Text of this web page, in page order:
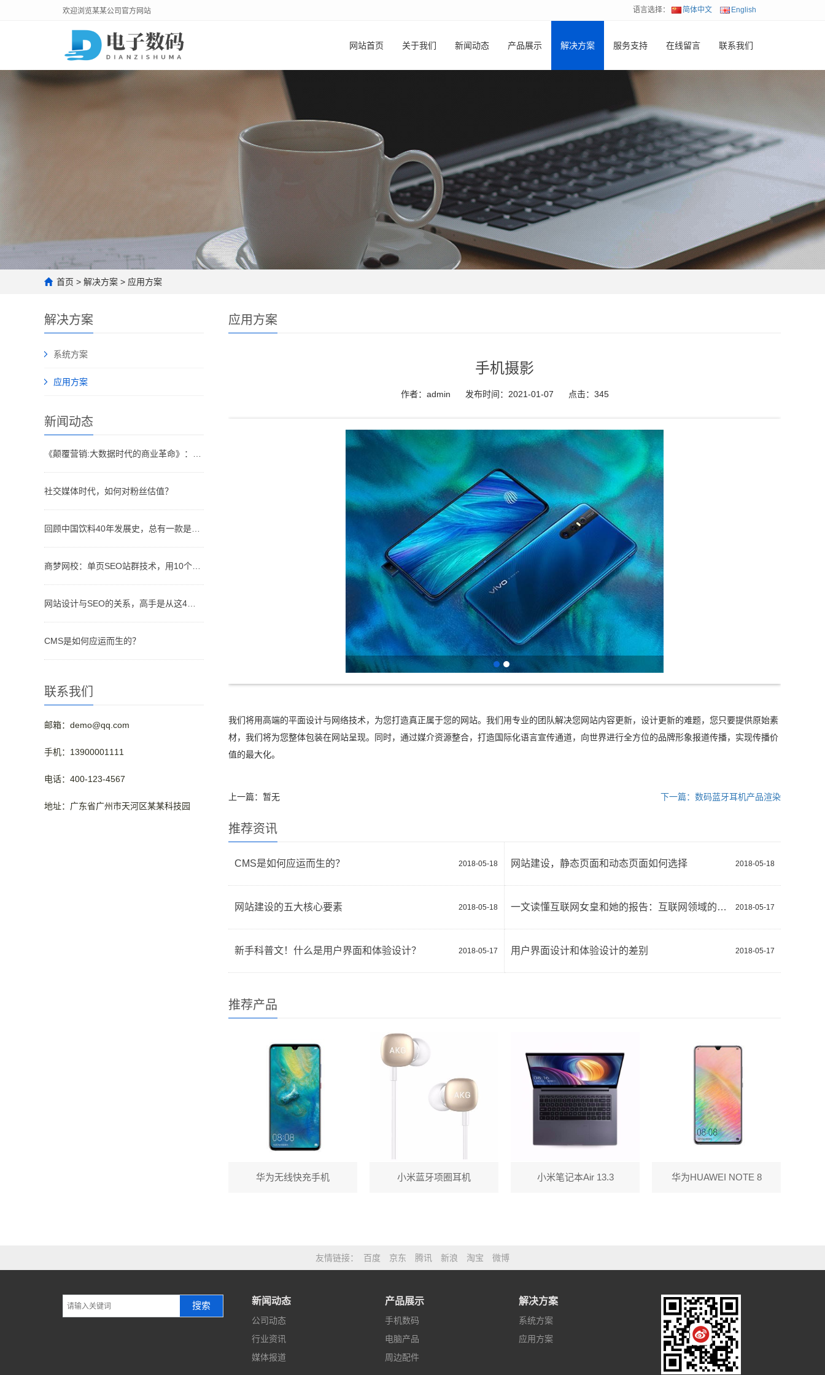
欢迎浏览某某公司官方网站 语言选择： 简体中文 English
网站首页 关于我们 新闻动态 产品展示 解决方案 服务支持 在线留言 联系我们
首页 > 解决方案 > 应用方案
解决方案
系统方案
应用方案
新闻动态
社交媒体时代，如何对粉丝估值？
CMS是如何应运而生的？
联系我们
邮箱：demo@qq.com
手机：13900001111
电话：400-123-4567
地址：广东省广州市天河区某某科技园
应用方案
手机摄影
作者：admin 发布时间：2021-01-07 点击： 345
我们将用高端的平面设计与网络技术，为您打造真正属于您的网站。我们用专业的团队解决您网站内容更新，设计更新的难题，您只要提供原始素
材，我们将为您整体包装在网站呈现。同时，通过媒介资源整合，打造国际化语言宣传通道，向世界进行全方位的品牌形象报道传播，实现传播价
值的最大化。
上一篇：暂无 下一篇：数码蓝牙耳机产品渲染
推荐资讯
2018-05-18
CMS是如何应运而生的？ 2018-05-18
网站建设，静态页面和动态页面如何选择
2018-05-18
网站建设的五大核心要素 2018-05-17
一文读懂互联网女皇和她的报告：互联网领域的投资圣经、选股指南
2018-05-17
新手科普文！什么是用户界面和体验设计？ 2018-05-17
用户界面设计和体验设计的差别
推荐产品
华为无线快充手机 小米蓝牙项圈耳机 小米笔记本Air 13.3 华为HUAWEI NOTE 8
友情链接 百度 京东 腾讯 新浪 淘宝 微博
搜索 新闻动态
公司动态
行业资讯
媒体报道
产品展示
手机数码
电脑产品
周边配件
解决方案
系统方案
应用方案